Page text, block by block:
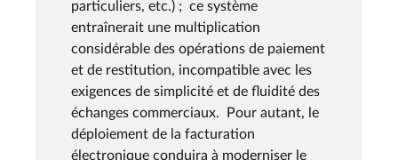
particuliers, etc.) ; ce système
entraînerait une multiplication
considérable des opérations de paiement
et de restitution, incompatible avec les
exigences de simplicité et de fluidité des
échanges commerciaux. Pour autant, le
déploiement de la facturation
électronique conduira à moderniser le